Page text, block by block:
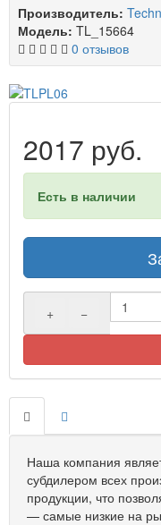
Производитель:
Модель: TL_15664
0 отзывов
2017 руб.
Есть в наличии
+ −
Наша компания
субдилером всех
продукции, что
— самые низкие на